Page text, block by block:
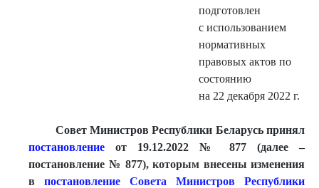
подготовлен
с использованием
нормативных
правовых актов по
состоянию
на 22 декабря 2022 г.
Совет Министров Республики Беларусь принял
постановление
от 19.12.2022 № 877 (далее –
постановление № 877), которым внесены изменения
в
постановление Совета Министров Республики